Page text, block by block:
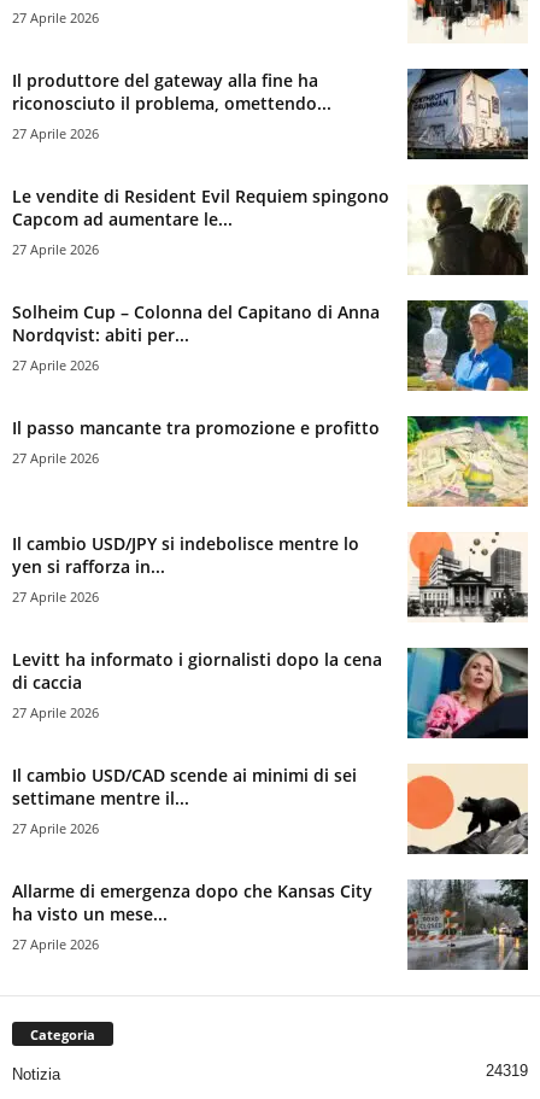
27 Aprile 2026
Il produttore del gateway alla fine ha
riconosciuto il problema, omettendo...
27 Aprile 2026
Le vendite di Resident Evil Requiem spingono
Capcom ad aumentare le...
27 Aprile 2026
Solheim Cup – Colonna del Capitano di Anna
Nordqvist: abiti per...
27 Aprile 2026
Il passo mancante tra promozione e profitto
27 Aprile 2026
Il cambio USD/JPY si indebolisce mentre lo
yen si rafforza in...
27 Aprile 2026
Levitt ha informato i giornalisti dopo la cena
di caccia
27 Aprile 2026
Il cambio USD/CAD scende ai minimi di sei
settimane mentre il...
27 Aprile 2026
Allarme di emergenza dopo che Kansas City
ha visto un mese...
27 Aprile 2026
Categoria
Notizia
24319